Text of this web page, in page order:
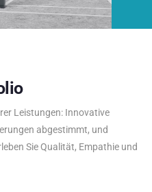
Leistungen: Innovative
abgestimmt, und
Sie Qualität, Empathie und